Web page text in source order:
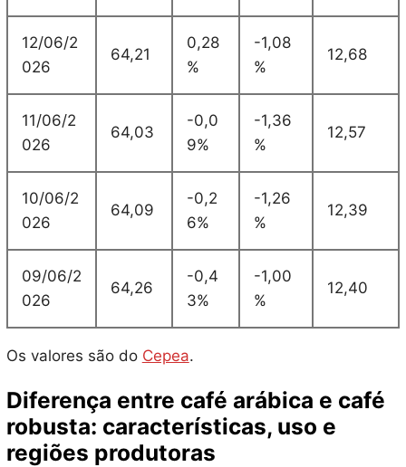
12/06/2
026
64,21
0,28
%
-1,08
%
12,68
11/06/2
026
64,03
-0,0
9%
-1,36
%
12,57
10/06/2
026
64,09
-0,2
6%
-1,26
%
12,39
09/06/2
026
64,26
-0,4
3%
-1,00
%
12,40
Os valores são do Cepea.
Diferença entre café arábica e café
robusta: características, uso e
regiões produtoras